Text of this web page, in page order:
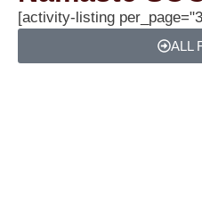
[activity-listing
ALL